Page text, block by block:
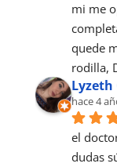
mi me
quede
rodilla,
Lyzeth
hace 4
el
dudas